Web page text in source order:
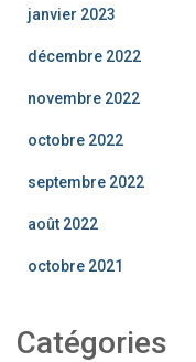
janvier 2023
décembre 2022
novembre 2022
octobre 2022
septembre 2022
août 2022
octobre 2021
Catégories